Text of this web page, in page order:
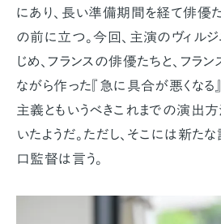
にあり、長い準備期間を経て俳優
の前に立つ。今回、主演のヴィルジ
じめ、フランスの俳優たちと、フラ
ながら作った『急に具合が悪くなる
主義ともいうべきこれまでの演出
いたようだ。ただし、そこには新た
口監督は言う。